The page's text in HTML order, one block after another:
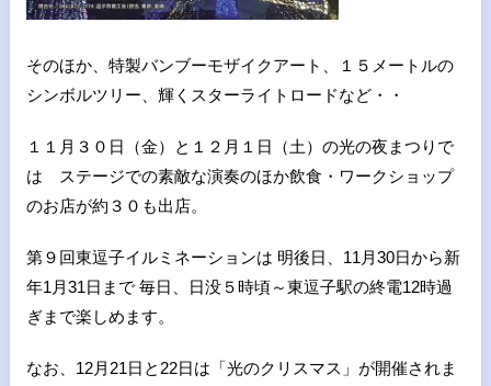
そのほか、特製バンブーモザイクアート、１５メートルの
シンボルツリー、輝くスターライトロードなど・・
１１月３０日（金）と１２月１日（土）の光の夜まつりで
は ステージでの素敵な演奏のほか飲食・ワークショップ
のお店が約３０も出店。
第９回東逗子イルミネーションは 明後日、11月30日から新
年1月31日まで 毎日、日没５時頃～東逗子駅の終電12時過
ぎまで楽しめます。
なお、12月21日と22日は「光のクリスマス」が開催されま